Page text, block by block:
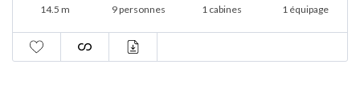
14.5 m 10 personnes 2 cabines 1 équipage